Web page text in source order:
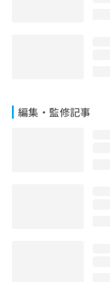
編集・監修記事